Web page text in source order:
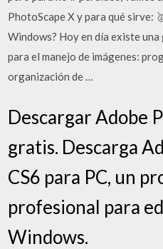
PhotoScape X y para qué sirve:
Windows? Hoy en día existe
para el manejo de imágenes:
organización de …
Descargar Adobe
gratis. Descarga
CS6 para PC, un
profesional para
Windows.